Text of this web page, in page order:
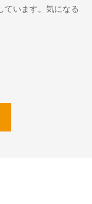
ています。気になる